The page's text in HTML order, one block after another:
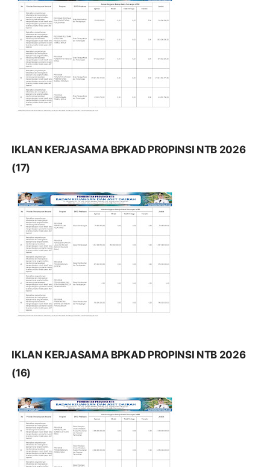
IKLAN KERJASAMA BPKAD PROPINSI NTB 2026
(17)
IKLAN KERJASAMA BPKAD PROPINSI NTB 2026
(16)